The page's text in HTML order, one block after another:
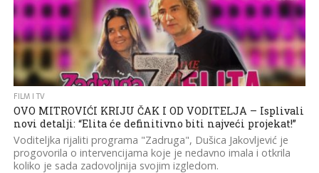
FILM I TV
OVO MITROVIĆI KRIJU ČAK I OD VODITELJA – Isplivali
novi detalji: “Elita će definitivno biti najveći projekat!”
Voditeljka rijaliti programa "Zadruga", Dušica Jakovljević je
progovorila o intervencijama koje je nedavno imala i otkrila
koliko je sada zadovoljnija svojim izgledom.